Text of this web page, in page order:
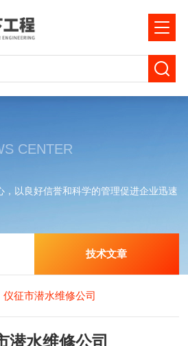
CENTER
，以良好信誉和科学的管理促进企业迅速
技术文章
仪征市潜水维修公司
潜水维修公司